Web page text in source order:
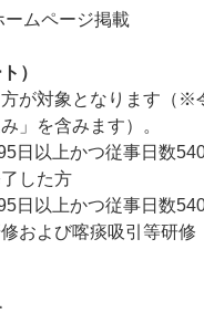
ムページ掲載
）
が対象となります（※
」を含みます）。
日以上かつ従事日数
した方
日以上かつ従事日数
および喀痰吸引等研修